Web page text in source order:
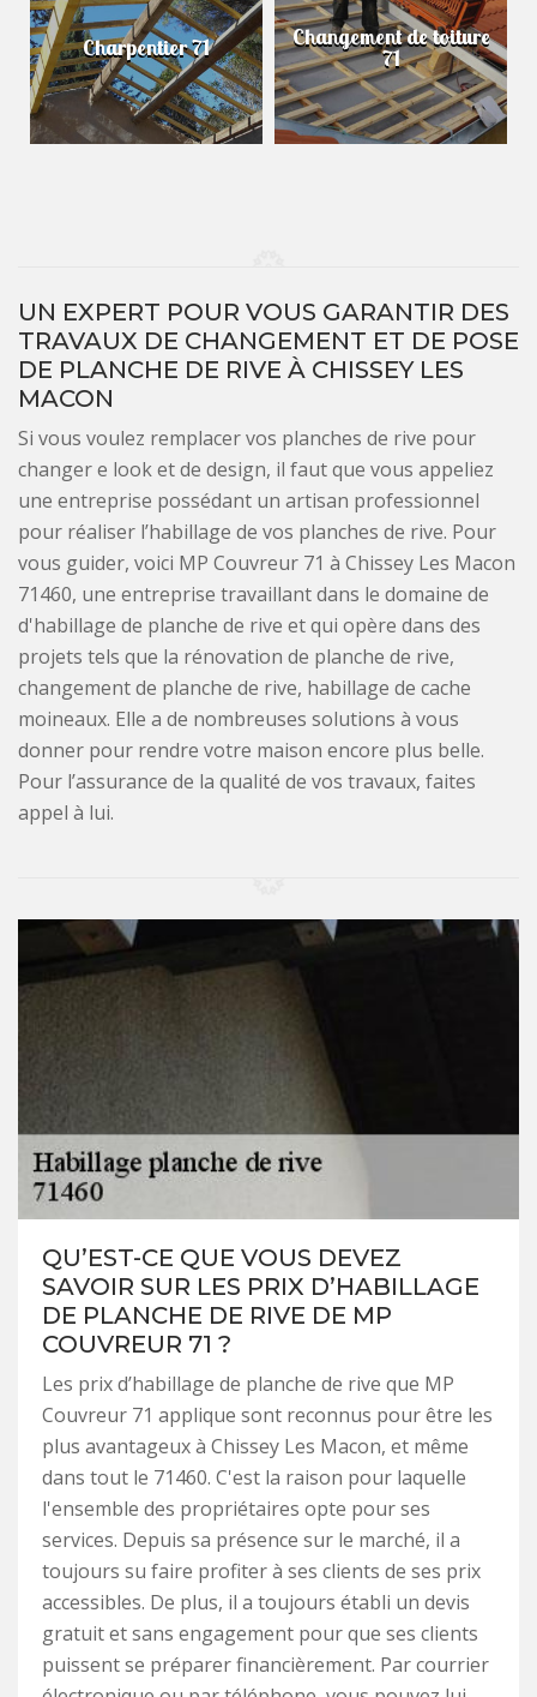
Charpentier 71 Changement de toiture
71
UN EXPERT POUR VOUS GARANTIR DES
TRAVAUX DE CHANGEMENT ET DE POSE
DE PLANCHE DE RIVE À CHISSEY LES
MACON
Si vous voulez remplacer vos planches de rive pour
changer e look et de design, il faut que vous appeliez
une entreprise possédant un artisan professionnel
pour réaliser l’habillage de vos planches de rive. Pour
vous guider, voici MP Couvreur 71 à Chissey Les Macon
71460, une entreprise travaillant dans le domaine de
d'habillage de planche de rive et qui opère dans des
projets tels que la rénovation de planche de rive,
changement de planche de rive, habillage de cache
moineaux. Elle a de nombreuses solutions à vous
donner pour rendre votre maison encore plus belle.
Pour l’assurance de la qualité de vos travaux, faites
appel à lui.
QU’EST-CE QUE VOUS DEVEZ
SAVOIR SUR LES PRIX D’HABILLAGE
DE PLANCHE DE RIVE DE MP
COUVREUR 71 ?
Les prix d’habillage de planche de rive que MP
Couvreur 71 applique sont reconnus pour être les
plus avantageux à Chissey Les Macon, et même
dans tout le 71460. C'est la raison pour laquelle
l'ensemble des propriétaires opte pour ses
services. Depuis sa présence sur le marché, il a
toujours su faire profiter à ses clients de ses prix
accessibles. De plus, il a toujours établi un devis
gratuit et sans engagement pour que ses clients
puissent se préparer financièrement. Par courrier